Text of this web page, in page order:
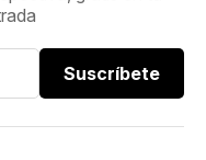
Suscríbete